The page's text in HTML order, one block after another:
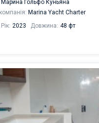
Марина Гольфо Куньяна
Marina Yacht Charter
Рік: 2023 Довжина: 48 фт